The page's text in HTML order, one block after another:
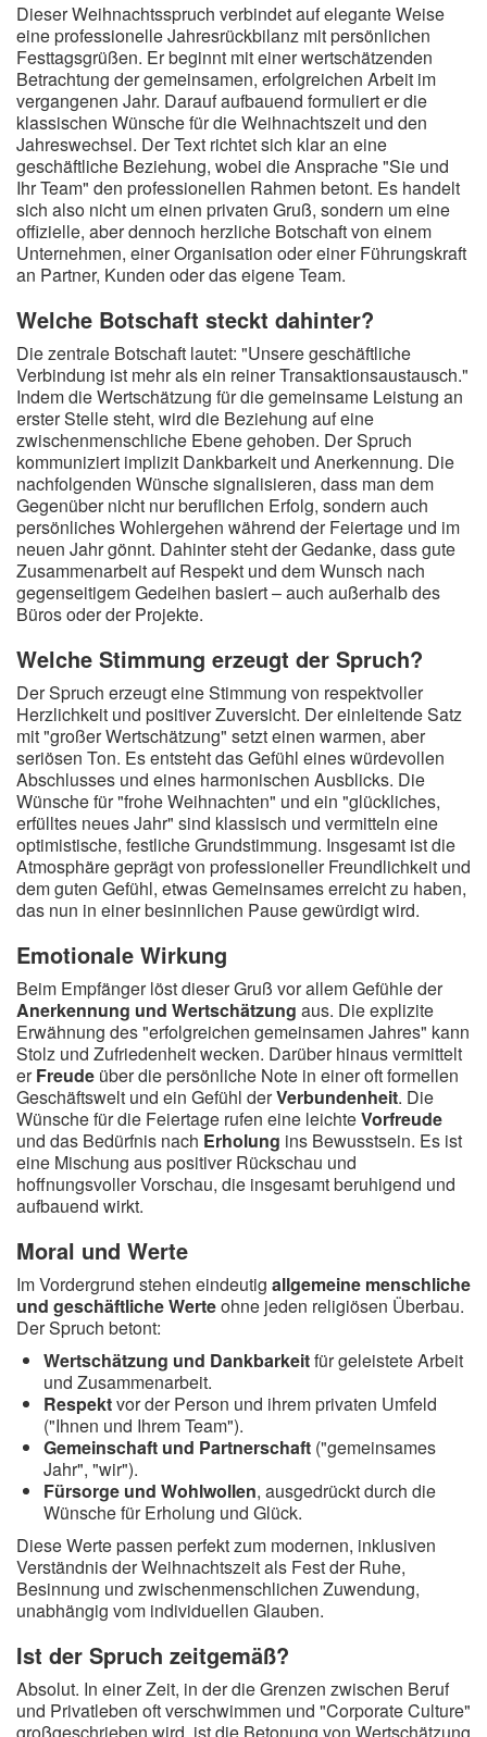
Dieser Weihnachtsspruch verbindet auf elegante Weise
eine professionelle Jahresrückbilanz mit persönlichen
Festtagsgrüßen. Er beginnt mit einer wertschätzenden
Betrachtung der gemeinsamen, erfolgreichen Arbeit im
vergangenen Jahr. Darauf aufbauend formuliert er die
klassischen Wünsche für die Weihnachtszeit und den
Jahreswechsel. Der Text richtet sich klar an eine
geschäftliche Beziehung, wobei die Ansprache "Sie und
Ihr Team" den professionellen Rahmen betont. Es handelt
sich also nicht um einen privaten Gruß, sondern um eine
offizielle, aber dennoch herzliche Botschaft von einem
Unternehmen, einer Organisation oder einer Führungskraft
an Partner, Kunden oder das eigene Team.
Welche Botschaft steckt dahinter?
Die zentrale Botschaft lautet: "Unsere geschäftliche
Verbindung ist mehr als ein reiner Transaktionsaustausch."
Indem die Wertschätzung für die gemeinsame Leistung an
erster Stelle steht, wird die Beziehung auf eine
zwischenmenschliche Ebene gehoben. Der Spruch
kommuniziert implizit Dankbarkeit und Anerkennung. Die
nachfolgenden Wünsche signalisieren, dass man dem
Gegenüber nicht nur beruflichen Erfolg, sondern auch
persönliches Wohlergehen während der Feiertage und im
neuen Jahr gönnt. Dahinter steht der Gedanke, dass gute
Zusammenarbeit auf Respekt und dem Wunsch nach
gegenseitigem Gedeihen basiert – auch außerhalb des
Büros oder der Projekte.
Welche Stimmung erzeugt der Spruch?
Der Spruch erzeugt eine Stimmung von respektvoller
Herzlichkeit und positiver Zuversicht. Der einleitende Satz
mit "großer Wertschätzung" setzt einen warmen, aber
seriösen Ton. Es entsteht das Gefühl eines würdevollen
Abschlusses und eines harmonischen Ausblicks. Die
Wünsche für "frohe Weihnachten" und ein "glückliches,
erfülltes neues Jahr" sind klassisch und vermitteln eine
optimistische, festliche Grundstimmung. Insgesamt ist die
Atmosphäre geprägt von professioneller Freundlichkeit und
dem guten Gefühl, etwas Gemeinsames erreicht zu haben,
das nun in einer besinnlichen Pause gewürdigt wird.
Emotionale Wirkung
Beim Empfänger löst dieser Gruß vor allem Gefühle der
Anerkennung und Wertschätzung aus. Die explizite
Erwähnung des "erfolgreichen gemeinsamen Jahres" kann
Stolz und Zufriedenheit wecken. Darüber hinaus vermittelt
erFreude über die persönliche Note in einer oft formellen
Geschäftswelt und ein Gefühl derVerbundenheit. Die
Wünsche für die Feiertage rufen eine leichteVorfreude
und das Bedürfnis nach Erholung ins Bewusstsein. Es ist
eine Mischung aus positiver Rückschau und
hoffnungsvoller Vorschau, die insgesamt beruhigend und
aufbauend wirkt.
Moral und Werte
Im Vordergrund stehen eindeutig allgemeine menschliche
und geschäftliche Werteohne jeden religiösen Überbau.
Der Spruch betont:
Wertschätzung und Dankbarkeitfür geleistete Arbeit
und Zusammenarbeit.
Respektvor der Person und ihrem privaten Umfeld
("Ihnen und Ihrem Team").
Gemeinschaft und Partnerschaft ("gemeinsames
Jahr", "wir").
Fürsorge und Wohlwollen, ausgedrückt durch die
Wünsche für Erholung und Glück.
Diese Werte passen perfekt zum modernen, inklusiven
Verständnis der Weihnachtszeit als Fest der Ruhe,
Besinnung und zwischenmenschlichen Zuwendung,
unabhängig vom individuellen Glauben.
Ist der Spruch zeitgemäß?
Absolut. In einer Zeit, in der die Grenzen zwischen Beruf
und Privatleben oft verschwimmen und "Corporate Culture"